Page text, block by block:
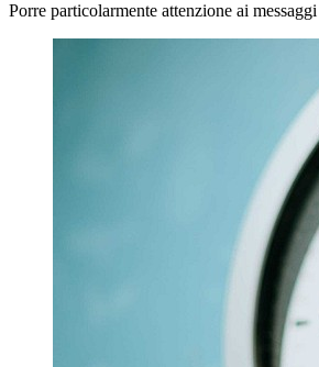
Porre particolarmente attenzione ai